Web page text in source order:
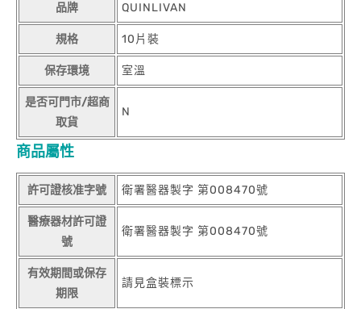
品牌 QUINLIVAN
規格 10片裝
保存環境 室溫
是否可門市/超商
取貨
N
商品屬性
許可證核准字號 衛署醫器製字 第008470號
醫療器材許可證
號
衛署醫器製字 第008470號
有效期間或保存
期限
請見盒裝標示